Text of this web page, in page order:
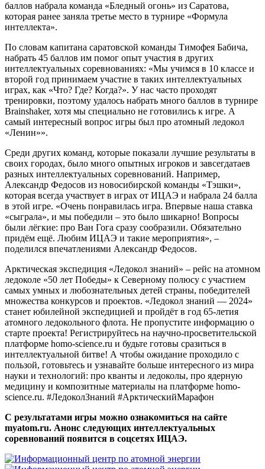
баллов набрала команда «Бледный огонь» из Саратова,
которая ранее заняла третье место в турнире «Формула
интеллекта».
По словам капитана саратовской команды Тимофея Бабича,
набрать 45 баллов им помог опыт участия в других
интеллектуальных соревнованиях: «Мы учимся в 10 классе и
второй год принимаем участие в таких интеллектуальных
играх, как «Что? Где? Когда?». У нас часто проходят
тренировки, поэтому удалось набрать много баллов в турнире
Brainshaker, хотя мы специально не готовились к игре. А
самый интересный вопрос игры был про атомный ледокол
«Ленин»».
Среди других команд, которые показали лучшие результаты в
своих городах, было много опытных игроков и завсегдатаев
разных интеллектуальных соревнований. Например,
Александр Федосов из новосибирской команды «Тэшки»,
которая всегда участвует в играх от ИЦАЭ и набрала 24 балла
в этой игре. «Очень понравилась игра. Впервые наша ставка
«сыграла», и мы победили – это было шикарно! Вопросы
были лёгкие: про Ван Гога сразу сообразили. Обязательно
придём ещё. Любим ИЦАЭ и такие мероприятия», –
поделился впечатлениями Александр Федосов.
Арктическая экспедиция «Ледокол знаний» – рейс на атомном
ледоколе «50 лет Победы» к Северному полюсу с участием
самых умных и любознательных детей страны, победителей
множества конкурсов и проектов. «Ледокол знаний — 2024»
станет юбилейной экспедицией и пройдёт в год 65-летия
атомного ледокольного флота. Не пропустите информацию о
старте проекта! Регистрируйтесь на научно-просветительской
платформе homo-science.ru и будьте готовы сразиться в
интеллектуальной битве! А чтобы ожидание проходило с
пользой, готовьтесь и узнавайте больше интересного из мира
науки и технологий: про кванты и ледоколы, про ядерную
медицину и композитные материалы на платформе homo-
science.ru. #ЛедоколЗнаний #АрктическийМарафон
С результатами игры можно ознакомиться на сайте
myatom.ru. Анонс следующих интеллектуальных
соревнований появится в соцсетях ИЦАЭ.